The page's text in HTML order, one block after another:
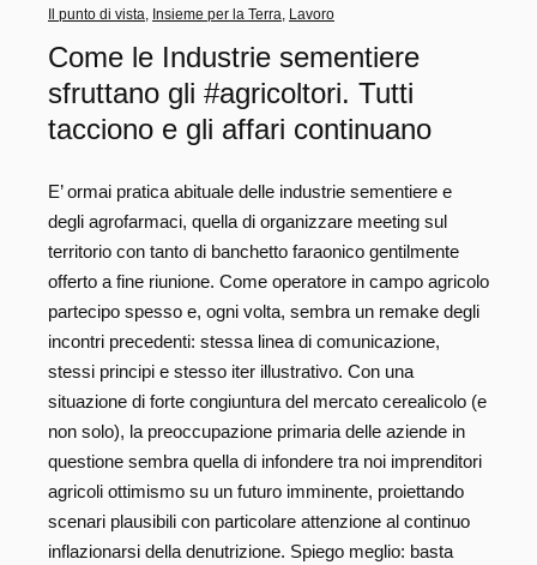
Il punto di vista
Insieme per la Terra Lavoro
Come le Industrie sementiere
sfruttano gli #agricoltori. Tutti
tacciono e gli affari continuano
E’ ormai pratica abituale delle industrie sementiere e
degli agrofarmaci, quella di organizzare meeting sul
territorio con tanto di banchetto faraonico gentilmente
offerto a fine riunione. Come operatore in campo agricolo
partecipo spesso e, ogni volta, sembra un remake degli
incontri precedenti: stessa linea di comunicazione,
stessi principi e stesso iter illustrativo. Con una
situazione di forte congiuntura del mercato cerealicolo (e
non solo), la preoccupazione primaria delle aziende in
questione sembra quella di infondere tra noi imprenditori
agricoli ottimismo su un futuro imminente, proiettando
scenari plausibili con particolare attenzione al continuo
inflazionarsi della denutrizione. Spiego meglio: basta